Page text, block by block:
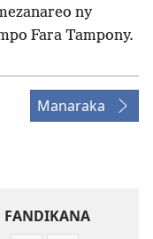
ny
Fara Tampony.
Manaraka
FANDIKANA